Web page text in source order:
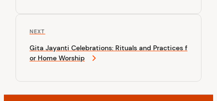
n
g
a
o
s
P
o
N
x
t
o
s
NEXT
Gita Jayanti Celebrations: Rituals and Practices f
or Home Worship